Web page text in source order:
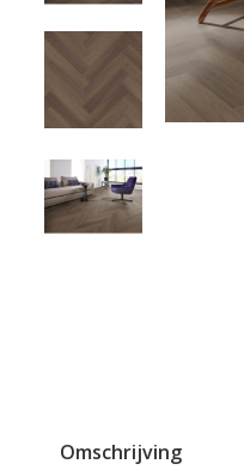
Omschrijving